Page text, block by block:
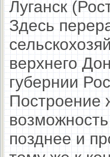
Луганск
Здесь
верхнего
губернии
Построение
позднее и